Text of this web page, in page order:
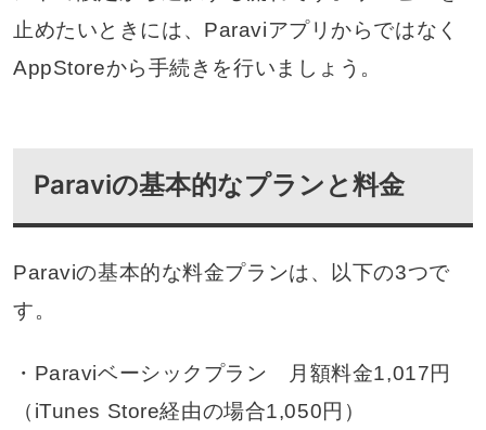
止めたいときには、Paraviアプリからではなく
AppStoreから手続きを行いましょう。
Paraviの基本的なプランと料金
Paraviの基本的な料金プランは、以下の3つで
す。
・Paraviベーシックプラン 月額料金1,017円
（iTunes Store経由の場合1,050円）